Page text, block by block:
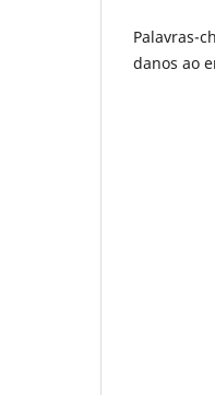
Palavras-
danos ao